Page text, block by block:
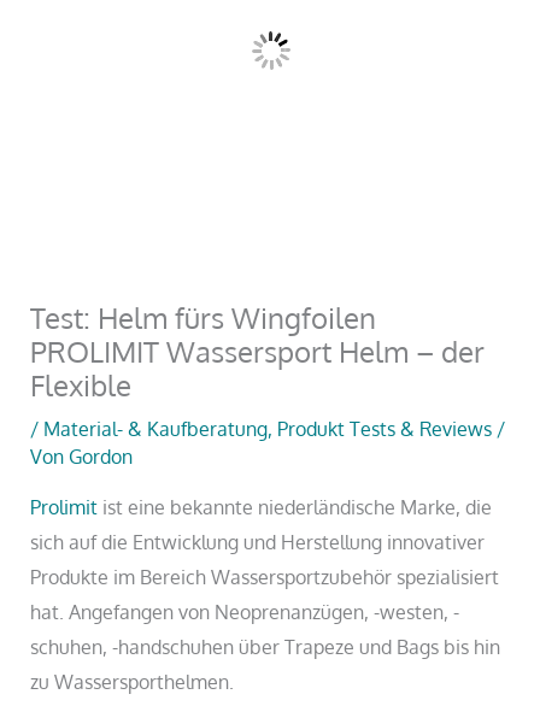
Test: Helm fürs Wingfoilen
PROLIMIT Wassersport Helm – der
Flexible
/ Material- & Kaufberatung, Produkt Tests & Reviews /
Von Gordon
Prolimit ist eine bekannte niederländische Marke, die
sich auf die Entwicklung und Herstellung innovativer
Produkte im Bereich Wassersportzubehör spezialisiert
hat. Angefangen von Neoprenanzügen, -westen, -
schuhen, -handschuhen über Trapeze und Bags bis hin
zu Wassersporthelmen.